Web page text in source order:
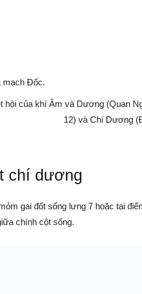
mạch Đốc.
hội của khí Âm và Dương (Quan
12) và Chí Dương
chí dương
gai đốt sống lưng 7 hoặc tại
chính cột sống.